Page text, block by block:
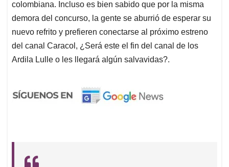
colombiana. Incluso es bien sabido que por la misma
demora del concurso, la gente se aburrió de esperar su
nuevo refrito y prefieren conectarse al próximo estreno
del canal Caracol, ¿Será este el fin del canal de los
Ardila Lulle o les llegará algún salvavidas?.